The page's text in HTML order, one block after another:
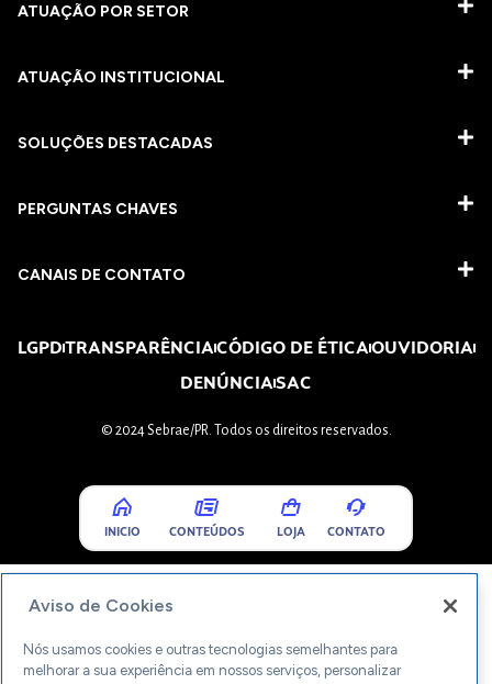
ATUAÇÃO POR SETOR
ATUAÇÃO INSTITUCIONAL
SOLUÇÕES DESTACADAS
PERGUNTAS CHAVES​
CANAIS DE CONTATO
LGPDTRANSPARÊNCIACÓDIGO DE ÉTICAOUVIDORIA
DENÚNCIASAC
© 2024 Sebrae/PR. Todos os direitos reservados.
INICIO CONTEÚDOS LOJA CONTATO
Aviso de Cookies
Nós usamos cookies e outras tecnologias semelhantes para
melhorar a sua experiência em nossos serviços, personalizar